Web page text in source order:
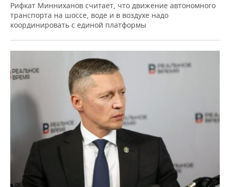
Рифкат Минниханов считает, что движение автономного
транспорта на шоссе, воде и в воздухе надо
координировать с единой платформы